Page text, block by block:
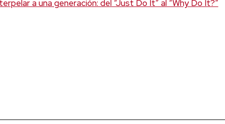
a una generación: del “Just Do It” al “Why Do It?”